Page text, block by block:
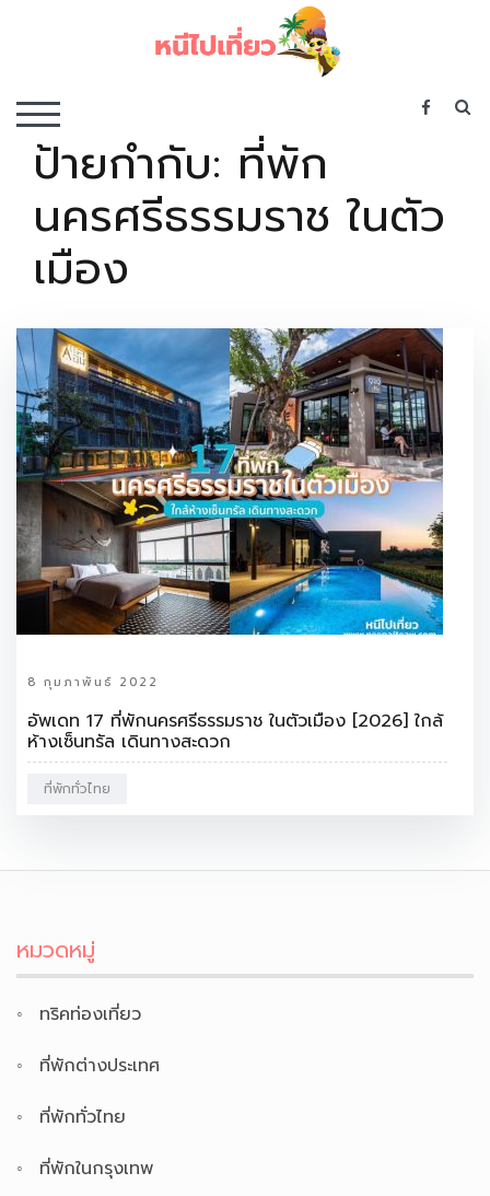
TOGGLE MOBILE MENU
ป้ายกำกับ: ที่พัก
นครศรีธรรมราช ในตัว
เมือง
8 กุมภาพันธ์ 2022
อัพเดท 17 ที่พักนครศรีธรรมราช ในตัวเมือง [2026] ใกล้
ห้างเซ็นทรัล เดินทางสะดวก
ที่พักทั่วไทย
หมวดหมู่
ทริคท่องเที่ยว
ที่พักต่างประเทศ
ที่พักทั่วไทย
ที่พักในกรุงเทพ